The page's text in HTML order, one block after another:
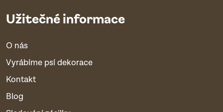
Užitečné informace
O nás
Vyrábíme psí dekorace
Kontakt
Blog